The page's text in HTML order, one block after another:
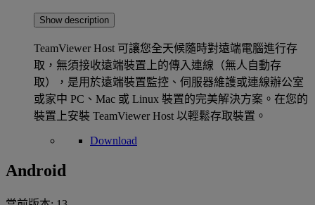
Show description
TeamViewer Host 可讓您全天候隨時對遠端電腦進行存
取，無須接收遠端裝置上的傳入連線（無人自動存
取），是用於遠端裝置監控、伺服器維護或連線辦公室
或家中 PC、Mac 或 Linux 裝置的完美解決方案。在您的
裝置上安裝 TeamViewer Host 以輕鬆存取裝置。
Download
Android